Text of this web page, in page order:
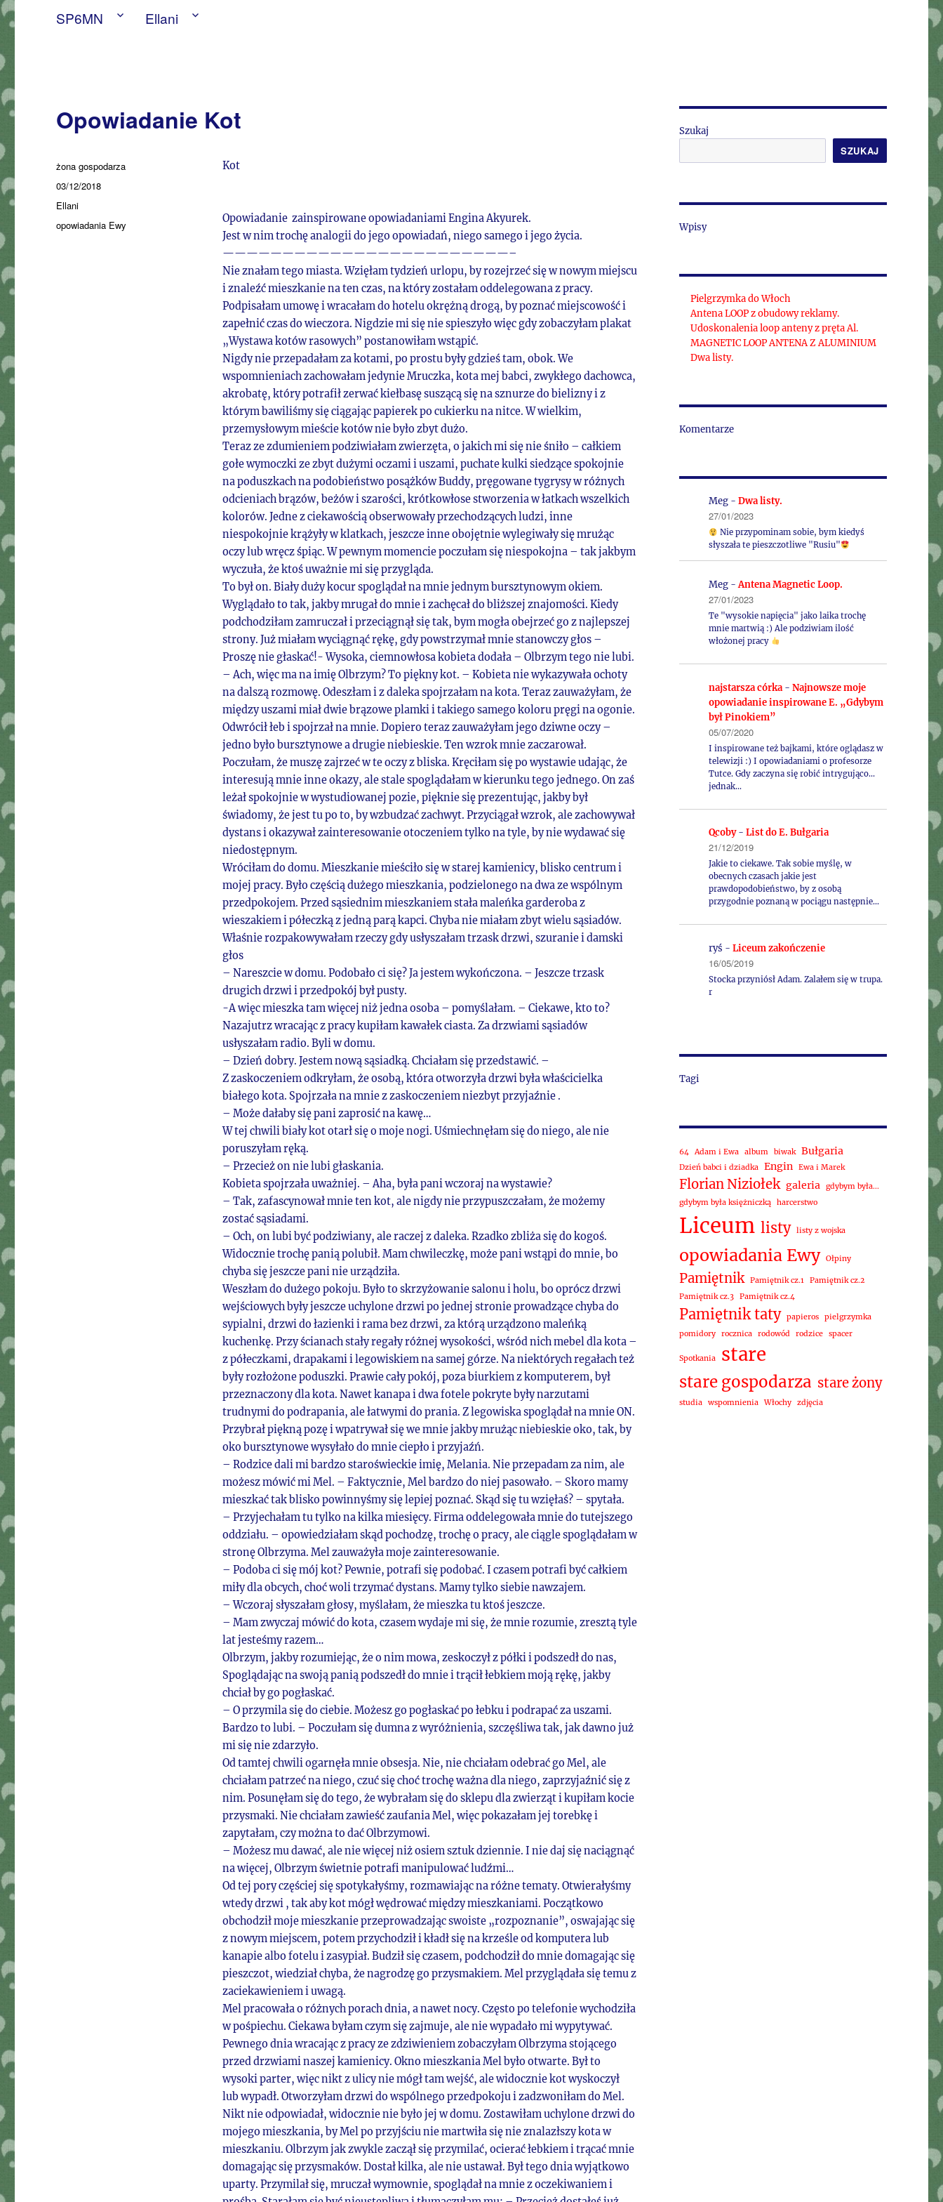
SP6MN Ellani
Opowiadanie Kot
Kot
Opowiadanie zainspirowane opowiadaniami Engina Akyurek.
Jest w nim trochę analogii do jego opowiadań, niego samego i jego życia.
————————————————————————–
Nie znałam tego miasta. Wzięłam tydzień urlopu, by rozejrzeć się w nowym miejscu
i znaleźć mieszkanie na ten czas, na który zostałam oddelegowana z pracy.
Podpisałam umowę i wracałam do hotelu okrężną drogą, by poznać miejscowość i
zapełnić czas do wieczora. Nigdzie mi się nie spieszyło więc gdy zobaczyłam plakat
„Wystawa kotów rasowych” postanowiłam wstąpić.
Nigdy nie przepadałam za kotami, po prostu były gdzieś tam, obok. We
wspomnieniach zachowałam jedynie Mruczka, kota mej babci, zwykłego dachowca,
akrobatę, który potrafił zerwać kiełbasę suszącą się na sznurze do bielizny i z
którym bawiliśmy się ciągając papierek po cukierku na nitce. W wielkim,
przemysłowym mieście kotów nie było zbyt dużo.
Teraz ze zdumieniem podziwiałam zwierzęta, o jakich mi się nie śniło – całkiem
gołe wymoczki ze zbyt dużymi oczami i uszami, puchate kulki siedzące spokojnie
na poduszkach na podobieństwo posążków Buddy, pręgowane tygrysy w różnych
odcieniach brązów, beżów i szarości, krótkowłose stworzenia w łatkach wszelkich
kolorów. Jedne z ciekawością obserwowały przechodzących ludzi, inne
niespokojnie krążyły w klatkach, jeszcze inne obojętnie wylegiwały się mrużąc
oczy lub wręcz śpiąc. W pewnym momencie poczułam się niespokojna – tak jakbym
wyczuła, że ktoś uważnie mi się przygląda.
To był on. Biały duży kocur spoglądał na mnie jednym bursztynowym okiem.
Wyglądało to tak, jakby mrugał do mnie i zachęcał do bliższej znajomości. Kiedy
podchodziłam zamruczał i przeciągnął się tak, bym mogła obejrzeć go z najlepszej
strony. Już miałam wyciągnąć rękę, gdy powstrzymał mnie stanowczy głos –
Proszę nie głaskać!- Wysoka, ciemnowłosa kobieta dodała – Olbrzym tego nie lubi.
– Ach, więc ma na imię Olbrzym? To piękny kot. – Kobieta nie wykazywała ochoty
na dalszą rozmowę. Odeszłam i z daleka spojrzałam na kota. Teraz zauważyłam, że
między uszami miał dwie brązowe plamki i takiego samego koloru pręgi na ogonie.
Odwrócił łeb i spojrzał na mnie. Dopiero teraz zauważyłam jego dziwne oczy –
jedno było bursztynowe a drugie niebieskie. Ten wzrok mnie zaczarował.
Poczułam, że muszę zajrzeć w te oczy z bliska. Kręciłam się po wystawie udając, że
interesują mnie inne okazy, ale stale spoglądałam w kierunku tego jednego. On zaś
leżał spokojnie w wystudiowanej pozie, pięknie się prezentując, jakby był
świadomy, że jest tu po to, by wzbudzać zachwyt. Przyciągał wzrok, ale zachowywał
dystans i okazywał zainteresowanie otoczeniem tylko na tyle, by nie wydawać się
niedostępnym.
Wróciłam do domu. Mieszkanie mieściło się w starej kamienicy, blisko centrum i
mojej pracy. Było częścią dużego mieszkania, podzielonego na dwa ze wspólnym
przedpokojem. Przed sąsiednim mieszkaniem stała maleńka garderoba z
wieszakiem i półeczką z jedną parą kapci. Chyba nie miałam zbyt wielu sąsiadów.
Właśnie rozpakowywałam rzeczy gdy usłyszałam trzask drzwi, szuranie i damski
głos
– Nareszcie w domu. Podobało ci się? Ja jestem wykończona. – Jeszcze trzask
drugich drzwi i przedpokój był pusty.
-A więc mieszka tam więcej niż jedna osoba – pomyślałam. – Ciekawe, kto to?
Nazajutrz wracając z pracy kupiłam kawałek ciasta. Za drzwiami sąsiadów
usłyszałam radio. Byli w domu.
– Dzień dobry. Jestem nową sąsiadką. Chciałam się przedstawić. –
Z zaskoczeniem odkryłam, że osobą, która otworzyła drzwi była właścicielka
białego kota. Spojrzała na mnie z zaskoczeniem niezbyt przyjaźnie .
– Może dałaby się pani zaprosić na kawę…
W tej chwili biały kot otarł się o moje nogi. Uśmiechnęłam się do niego, ale nie
poruszyłam ręką.
– Przecież on nie lubi głaskania.
Kobieta spojrzała uważniej. – Aha, była pani wczoraj na wystawie?
– Tak, zafascynował mnie ten kot, ale nigdy nie przypuszczałam, że możemy
zostać sąsiadami.
– Och, on lubi być podziwiany, ale raczej z daleka. Rzadko zbliża się do kogoś.
Widocznie trochę panią polubił. Mam chwileczkę, może pani wstąpi do mnie, bo
chyba się jeszcze pani nie urządziła.
Weszłam do dużego pokoju. Było to skrzyżowanie salonu i holu, bo oprócz drzwi
wejściowych były jeszcze uchylone drzwi po jednej stronie prowadzące chyba do
sypialni, drzwi do łazienki i rama bez drzwi, za którą urządzono maleńką
kuchenkę. Przy ścianach stały regały różnej wysokości, wśród nich mebel dla kota –
z półeczkami, drapakami i legowiskiem na samej górze. Na niektórych regałach też
były rozłożone poduszki. Prawie cały pokój, poza biurkiem z komputerem, był
przeznaczony dla kota. Nawet kanapa i dwa fotele pokryte były narzutami
trudnymi do podrapania, ale łatwymi do prania. Z legowiska spoglądał na mnie ON.
Przybrał piękną pozę i wpatrywał się we mnie jakby mrużąc niebieskie oko, tak, by
oko bursztynowe wysyłało do mnie ciepło i przyjaźń.
– Rodzice dali mi bardzo staroświeckie imię, Melania. Nie przepadam za nim, ale
możesz mówić mi Mel. – Faktycznie, Mel bardzo do niej pasowało. – Skoro mamy
mieszkać tak blisko powinnyśmy się lepiej poznać. Skąd się tu wzięłaś? – spytała.
– Przyjechałam tu tylko na kilka miesięcy. Firma oddelegowała mnie do tutejszego
oddziału. – opowiedziałam skąd pochodzę, trochę o pracy, ale ciągle spoglądałam w
stronę Olbrzyma. Mel zauważyła moje zainteresowanie.
– Podoba ci się mój kot? Pewnie, potrafi się podobać. I czasem potrafi być całkiem
miły dla obcych, choć woli trzymać dystans. Mamy tylko siebie nawzajem.
– Wczoraj słyszałam głosy, myślałam, że mieszka tu ktoś jeszcze.
– Mam zwyczaj mówić do kota, czasem wydaje mi się, że mnie rozumie, zresztą tyle
lat jesteśmy razem…
Olbrzym, jakby rozumiejąc, że o nim mowa, zeskoczył z półki i podszedł do nas,
Spoglądając na swoją panią podszedł do mnie i trącił łebkiem moją rękę, jakby
chciał by go pogłaskać.
– O przymila się do ciebie. Możesz go pogłaskać po łebku i podrapać za uszami.
Bardzo to lubi. – Poczułam się dumna z wyróżnienia, szczęśliwa tak, jak dawno już
mi się nie zdarzyło.
Od tamtej chwili ogarnęła mnie obsesja. Nie, nie chciałam odebrać go Mel, ale
chciałam patrzeć na niego, czuć się choć trochę ważna dla niego, zaprzyjaźnić się z
nim. Posunęłam się do tego, że wybrałam się do sklepu dla zwierząt i kupiłam kocie
przysmaki. Nie chciałam zawieść zaufania Mel, więc pokazałam jej torebkę i
zapytałam, czy można to dać Olbrzymowi.
– Możesz mu dawać, ale nie więcej niż osiem sztuk dziennie. I nie daj się naciągnąć
na więcej, Olbrzym świetnie potrafi manipulować ludźmi…
Od tej pory częściej się spotykałyśmy, rozmawiając na różne tematy. Otwierałyśmy
wtedy drzwi , tak aby kot mógł wędrować między mieszkaniami. Początkowo
obchodził moje mieszkanie przeprowadzając swoiste „rozpoznanie”, oswajając się
z nowym miejscem, potem przychodził i kładł się na krześle od komputera lub
kanapie albo fotelu i zasypiał. Budził się czasem, podchodził do mnie domagając się
pieszczot, wiedział chyba, że nagrodzę go przysmakiem. Mel przyglądała się temu z
zaciekawieniem i uwagą.
Mel pracowała o różnych porach dnia, a nawet nocy. Często po telefonie wychodziła
w pośpiechu. Ciekawa byłam czym się zajmuje, ale nie wypadało mi wypytywać.
Pewnego dnia wracając z pracy ze zdziwieniem zobaczyłam Olbrzyma stojącego
przed drzwiami naszej kamienicy. Okno mieszkania Mel było otwarte. Był to
wysoki parter, więc nikt z ulicy nie mógł tam wejść, ale widocznie kot wyskoczył
lub wypadł. Otworzyłam drzwi do wspólnego przedpokoju i zadzwoniłam do Mel.
Nikt nie odpowiadał, widocznie nie było jej w domu. Zostawiłam uchylone drzwi do
mojego mieszkania, by Mel po przyjściu nie martwiła się nie znalazłszy kota w
mieszkaniu. Olbrzym jak zwykle zaczął się przymilać, ocierać łebkiem i trącać mnie
domagając się przysmaków. Dostał kilka, ale nie ustawał. Był tego dnia wyjątkowo
uparty. Przymilał się, mruczał wymownie, spoglądał na mnie z oczekiwaniem i
Autor
żona gospodarza
Data
publikacji
03/12/2018
Kategorie
Ellani
Tagi
opowiadania Ewy
Szukaj
SZUKAJ
Wpisy
Pielgrzymka do Włoch
Antena LOOP z obudowy reklamy.
Udoskonalenia loop anteny z pręta Al.
MAGNETIC LOOP ANTENA Z ALUMINIUM
Dwa listy.
Komentarze
Meg -Dwa listy.
27/01/2023
Nie przypominam sobie, bym kiedyś
słyszała te pieszczotliwe "Rusiu"
Meg -Antena Magnetic Loop.
27/01/2023
Te "wysokie napięcia" jako laika trochę
mnie martwią :) Ale podziwiam ilość
włożonej pracy
najstarsza córka-Najnowsze moje
opowiadanie inspirowane E. „Gdybym
był Pinokiem”
05/07/2020
I inspirowane też bajkami, które oglądasz w
telewizji :) I opowiadaniami o profesorze
Tutce. Gdy zaczyna się robić intrygująco...
jednak…
Qcoby-List do E. Bułgaria
21/12/2019
Jakie to ciekawe. Tak sobie myślę, w
obecnych czasach jakie jest
prawdopodobieństwo, by z osobą
przygodnie poznaną w pociągu następnie…
ryś -Liceum zakończenie
16/05/2019
Stocka przyniósł Adam. Zalałem się w trupa.
r
Tagi
64 Adam i Ewa album biwak Bułgaria
Dzień babci i dziadka Engin Ewa i Marek
Florian Niziołek galeria
gdybym była...
gdybym była księżniczką
harcerstwo
Liceum listy listy z wojska
opowiadania Ewy Ołpiny
Pamiętnik Pamiętnik cz.1
Pamiętnik cz.2
Pamiętnik cz.3
Pamiętnik cz.4
Pamiętnik taty papieros
pielgrzymka
pomidory
rocznica rodowód rodzice spacer
Spotkania stare
stare gospodarza stare żony
studia wspomnienia Włochy zdjęcia